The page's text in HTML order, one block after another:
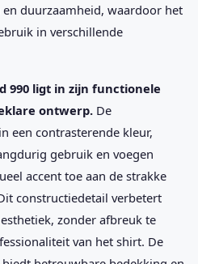
duurzaamheid, waardoor het
in verschillende
990 ligt in zijn functionele
ontwerp. De
een contrasterende kleur,
gebruik en voegen
accent toe aan de strakke
constructiedetail verbetert
zonder afbreuk te
van het shirt. De